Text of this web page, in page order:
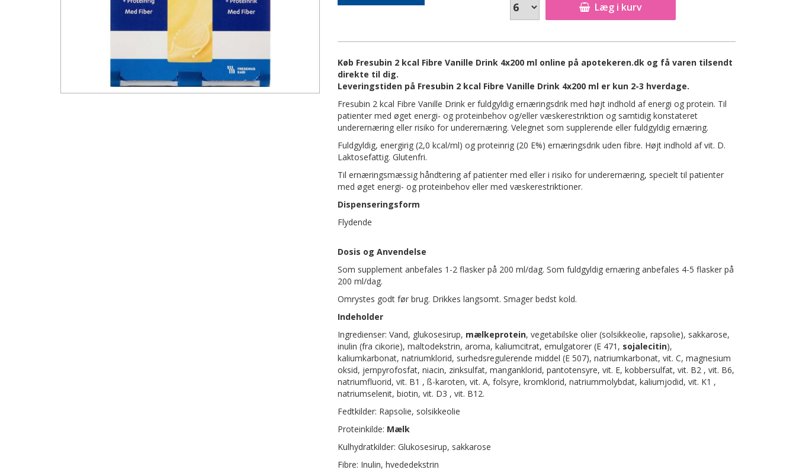
Læg i kurv
Køb Fresubin 2 kcal Fibre Vanille Drink 4x200 ml online på apotekeren.dk og få varen tilsendt
direkte til dig.
Leveringstiden på Fresubin 2 kcal Fibre Vanille Drink 4x200 ml er kun 2-3 hverdage.
Fresubin 2 kcal Fibre Vanille Drink er fuldgyldig ernæringsdrik med højt indhold af energi og protein. Til
patienter med øget energi- og proteinbehov og/eller væskerestriktion og samtidig konstateret
underernæring eller risiko for underernæring. Velegnet som supplerende eller fuldgyldig ernæring.
Fuldgyldig, energirig (2,0 kcal/ml) og proteinrig (20 E%) ernæringsdrik uden fibre. Højt indhold af vit. D.
Laktosefattig. Glutenfri.
Til ernæringsmæssig håndtering af patienter med eller i risiko for underernæring, specielt til patienter
med øget energi- og proteinbehov eller med væskerestriktioner.
Dispenseringsform
Flydende
Dosis og Anvendelse
Som supplement anbefales 1-2 flasker på 200 ml/dag. Som fuldgyldig ernæring anbefales 4-5 flasker på
200 ml/dag.
Omrystes godt før brug. Drikkes langsomt. Smager bedst kold.
Indeholder
Ingredienser: Vand, glukosesirup, mælkeprotein, vegetabilske olier (solsikkeolie, rapsolie), sakkarose,
inulin (fra cikorie), maltodekstrin, aroma, kaliumcitrat, emulgatorer (E 471, sojalecitin),
kaliumkarbonat, natriumklorid, surhedsregulerende middel (E 507), natriumkarbonat, vit. C, magnesium
oksid, jernpyrofosfat, niacin, zinksulfat, manganklorid, pantotensyre, vit. E, kobbersulfat, vit. B2 , vit. B6,
natriumfluorid, vit. B1 , ß-karoten, vit. A, folsyre, kromklorid, natriummolybdat, kaliumjodid, vit. K1 ,
natriumselenit, biotin, vit. D3 , vit. B12.
Fedtkilder: Rapsolie, solsikkeolie
Proteinkilde: Mælk
Kulhydratkilder: Glukosesirup, sakkarose
Fibre: Inulin, hvededekstrin